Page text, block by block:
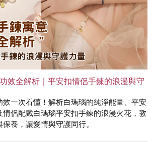
效全解析｜平安扣情侶手鍊的浪漫與守
效一次看懂！解析白瑪瑙的純淨能量、平安
情侶配戴白瑪瑙平安扣手鍊的浪漫火花，教
養，讓愛情與守護同行。